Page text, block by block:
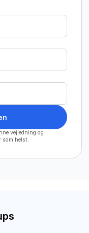
vejledning og
som helst.